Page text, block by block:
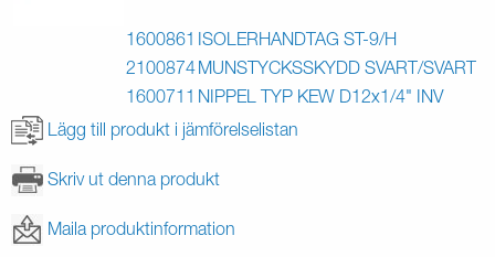
1600861 ISOLERHANDTAG ST-9/H
2100874MUNSTYCKSSKYDD SVART/SVART
1600711 NIPPEL TYP KEW D12x1/4" INV
Lägg till produkt i jämförelselistan
Skriv ut denna produkt
Maila produktinformation